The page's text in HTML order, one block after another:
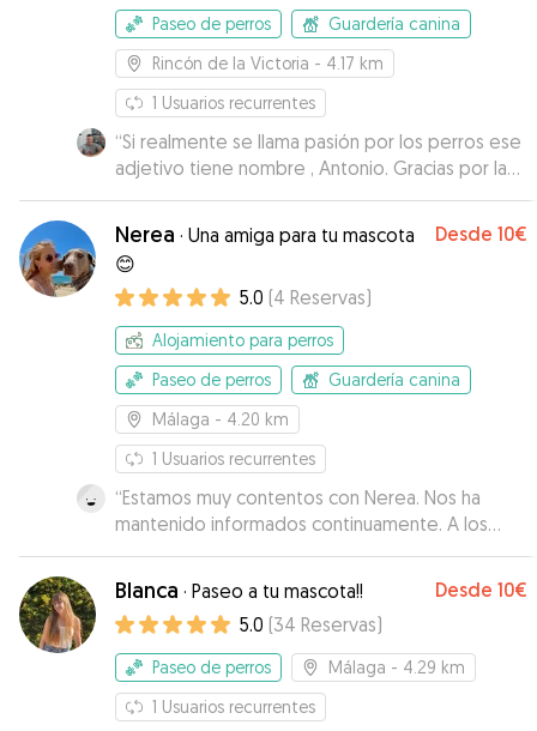
Paseo de perros
Guardería canina
Rincón de la Victoria - 4.17 km
1 Usuarios recurrentes
“Si realmente se llama pasión por los perros ese
adjetivo tiene nombre , Antonio. Gracias por la
atención y cariño con el que has cuidado a Sara”
Nerea · Una amiga para tu mascota
😊
Desde 10€
5.0 (4 Reservas)
Alojamiento para perros
Paseo de perros
Guardería canina
Málaga - 4.20 km
1 Usuarios recurrentes
“Estamos muy contentos con Nerea. Nos ha
mantenido informados continuamente. A los
perros se les veía contentos, tanto en casa
como en los paseos. Sin duda repetiremos ”
Blanca · Paseo a tu mascota!! Desde 10€
5.0 (34 Reservas)
Paseo de perros Málaga - 4.29 km
1 Usuarios recurrentes